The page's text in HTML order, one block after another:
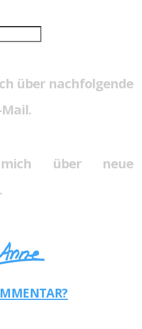
über nachfolgende
mich über neue